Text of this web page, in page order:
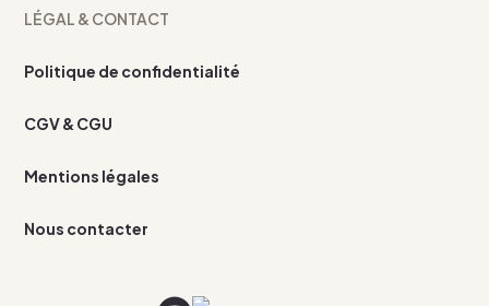
LÉGAL & CONTACT
Politique de confidentialité
CGV & CGU
Mentions légales
Nous contacter